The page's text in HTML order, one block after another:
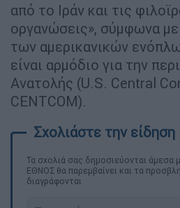
από το Ιράν και τις
οργανώσεις», σύμφωνα με
των αμερικανικών
είναι αρμόδιο για την
Ανατολής (U.S. Central
CENTCOM).
Τα σχολιά σας δημοσιεύονται άμεσα
ΕΘΝΟΣ θα παρεμβαίνει και τα
διαγράφονται